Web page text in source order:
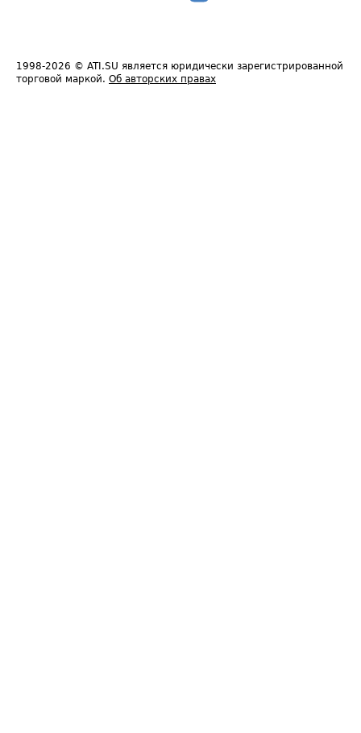
1998-2026 © ATI.SU является юридически зарегистрированной
торговой маркой. Об авторских правах